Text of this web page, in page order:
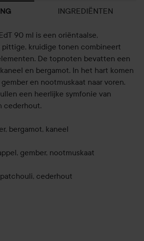
INGREDIËNTEN
90 ml is een oriëntaalse,
pittige, kruidige tonen combineert
De topnoten bevatten een
en bergamot. In het hart komen
en nootmuskaat naar voren.
een heerlijke symfonie van
cederhout.
bergamot, kaneel
gember, nootmuskaat
cederhout
aan de zijkanten van de hals.
gebruik. Vermijd contact met de